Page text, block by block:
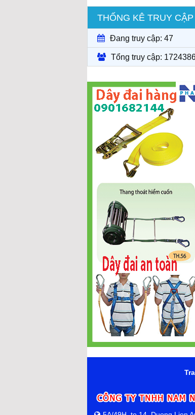
THỐNG KÊ TRUY CẬP
Đang truy cập: 47
Tổng truy cập: